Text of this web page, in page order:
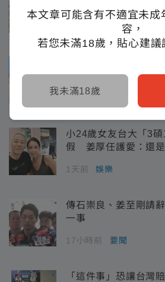
要聞
何欣純14.1% 全世
1天前 要聞
小24歲女友台大「3
假 姜厚任護愛：還
1天前 娛樂
傳石崇良、姜至剛請
一事
17小時前 要聞
「這件事」恐讓台灣
本文章可能含有不適宜未成
容，
若您未滿18歲，貼心建議
我未滿18歲